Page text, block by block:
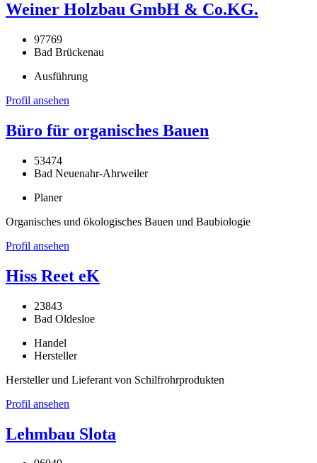
Weiner Holzbau GmbH & Co.KG.
97769
Bad Brückenau
Ausführung
Profil ansehen
Büro für organisches Bauen
53474
Bad Neuenahr-Ahrweiler
Planer
Organisches und ökologisches Bauen und Baubiologie
Profil ansehen
Hiss Reet eK
23843
Bad Oldesloe
Handel
Hersteller
Hersteller und Lieferant von Schilfrohrprodukten
Profil ansehen
Lehmbau Slota